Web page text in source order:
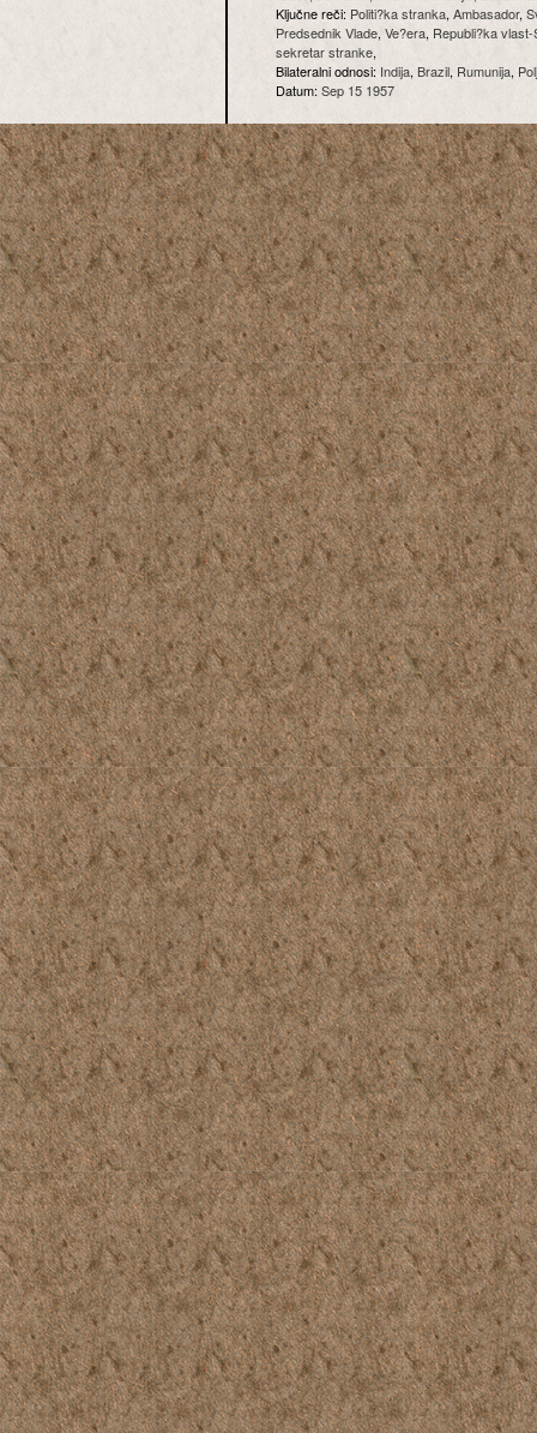
Ključne reči: Politi?ka stranka, Ambasador,
Predsednik Vlade, Ve?era, Republi?ka vlast-
sekretar stranke,
Bilateralni odnosi: Indija, Brazil, Rumunija,
Datum:Sep 15 1957